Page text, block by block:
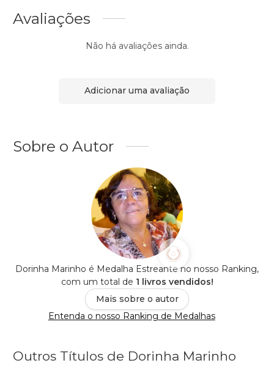
Avaliações
Não há avaliações ainda.
Adicionar uma avaliação
Sobre o Autor
Dorinha Marinho é Medalha Estreante no nosso Ranking,
com um total de 1 livros vendidos!
Mais sobre o autor
Entenda o nosso Ranking de Medalhas
Outros Títulos de Dorinha Marinho